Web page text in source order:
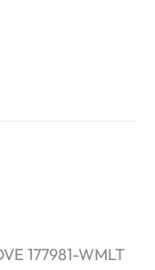
177981-WMLT